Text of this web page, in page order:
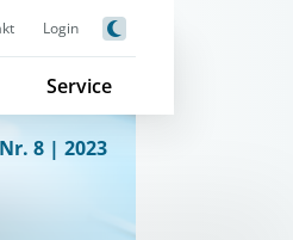
Login
Service
8 | 2023